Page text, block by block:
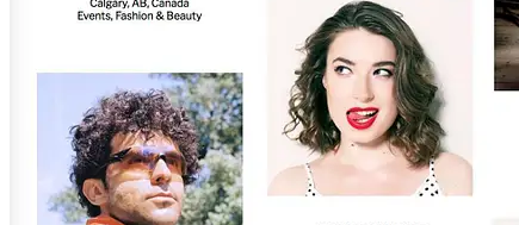
People
Lifestyle